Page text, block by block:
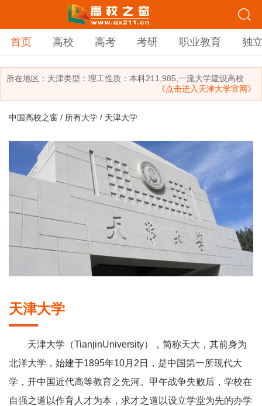
首页 高校 高考 考研 职业教育 独
所在地区： 天津类型： 理工性质：本科211,985,一流大学建设高校
《点击进入天津大学官网》
中国高校之窗 / 所有大学 / 天津大学
天津大学
天津大学（TianjinUniversity），简称天大，其前身为
北洋大学，始建于1895年10月2日，是中国第一所现代大
学，开中国近代高等教育之先河。甲午战争失败后，学校在
自强之道以作育人才为本，求才之道以设立学堂为先的办学